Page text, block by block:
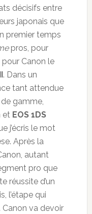
décisifs entre
japonais que
premier temps
pros, pour
, pour Canon le
. Dans un
tant attendue
gamme,
et EOS 1DS
j’écris le mot
Après la
autant
pro que
réussite d’un
l’étape qui
Canon va devoir